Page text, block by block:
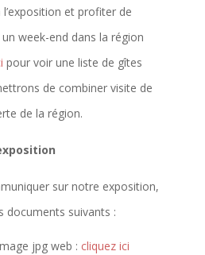
et profiter de
week-end dans la région
pour voir une liste de gîtes
de combiner visite de
de la région.
sur notre exposition,
documents suivants :
jpg web : cliquez ici